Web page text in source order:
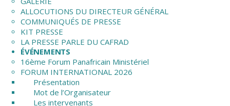
ALLOCUTIONS DU DIRECTEUR GÉNÉRAL
COMMUNIQUÉS DE PRESSE
KIT PRESSE
LA PRESSE PARLE DU CAFRAD
ÉVÉNEMENTS
16ème Forum Panafricain Ministériel
FORUM INTERNATIONAL 2026
Présentation
Mot de l’Organisateur
Les intervenants